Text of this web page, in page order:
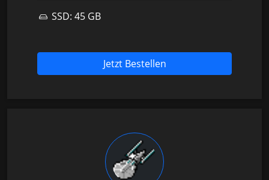
SSD: 45 GB
Jetzt Bestellen